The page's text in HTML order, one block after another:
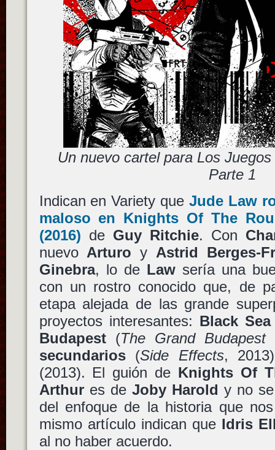
Un nuevo cartel para Los
Parte 1
Indican en Variety queJude Law
maloso en Knights Of The
(2016) de Guy Ritchie. Con
nuevo Arturo y Astrid Berges-
Ginebra, lo de Lawsería una
con un rostro conocido que, de
etapa alejada de las grande
proyectos interesantes: Black Sea
Budapest(The Grand Budapest
secundarios(Side Effects,
(2013). El guión de Knights Of
Arthures de Joby Harold y no
del enfoque de la historia que
mismo artículo indican que Idris
al no haber acuerdo.